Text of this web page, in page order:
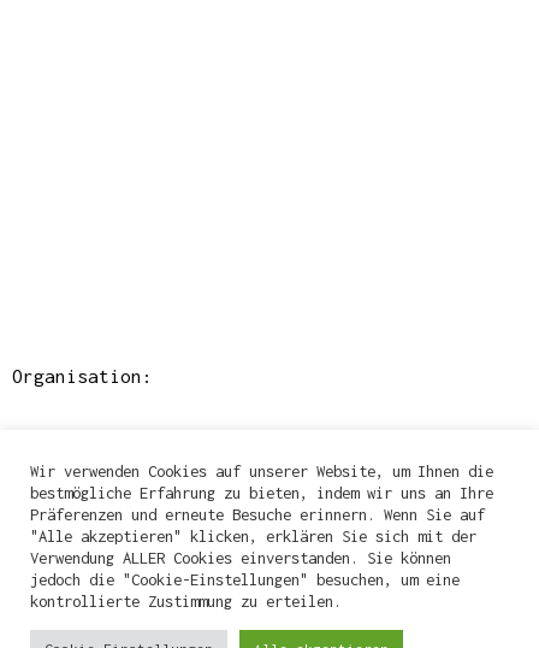
Organisation:
Alle Termine
Wir verwenden Cookies auf unserer Website, um Ihnen die
bestmögliche Erfahrung zu bieten, indem wir uns an Ihre
Präferenzen und erneute Besuche erinnern. Wenn Sie auf
"Alle akzeptieren" klicken, erklären Sie sich mit der
Verwendung ALLER Cookies einverstanden. Sie können
jedoch die "Cookie-Einstellungen" besuchen, um eine
kontrollierte Zustimmung zu erteilen.